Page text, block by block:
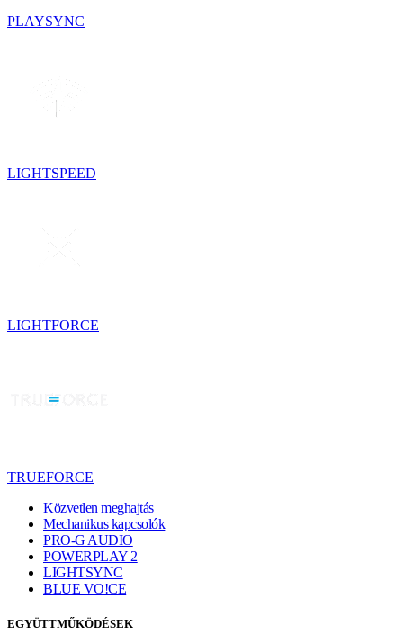
PLAYSYNC
LIGHTSPEED
LIGHTFORCE
TRUEFORCE
Közvetlen meghajtás
Mechanikus kapcsolók
PRO-G AUDIO
POWERPLAY 2
LIGHTSYNC
BLUE VO!CE
EGYÜTTMŰKÖDÉSEK